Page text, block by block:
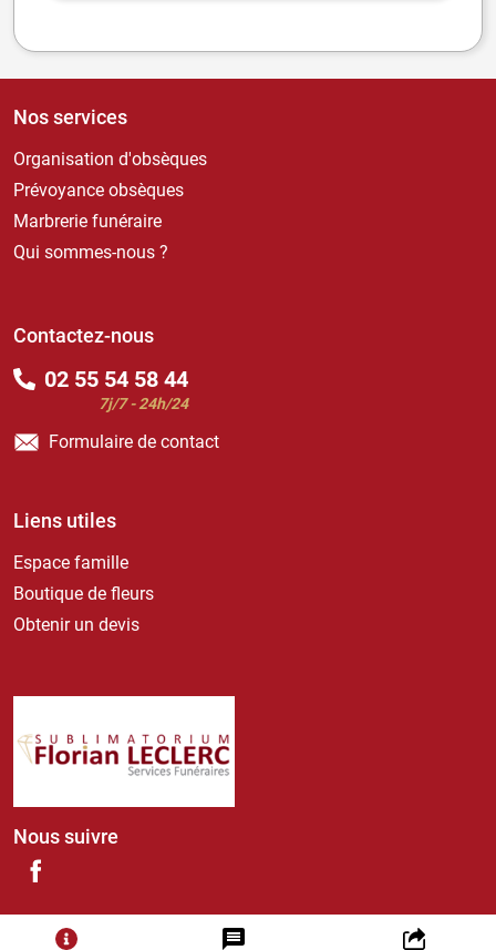
Nos services
Organisation d'obsèques
Prévoyance obsèques
Marbrerie funéraire
Qui sommes-nous ?
Contactez-nous
02 55 54 58 44
7j/7 - 24h/24
Formulaire de contact
Liens utiles
Espace famille
Boutique de fleurs
Obtenir un devis
Nous suivre